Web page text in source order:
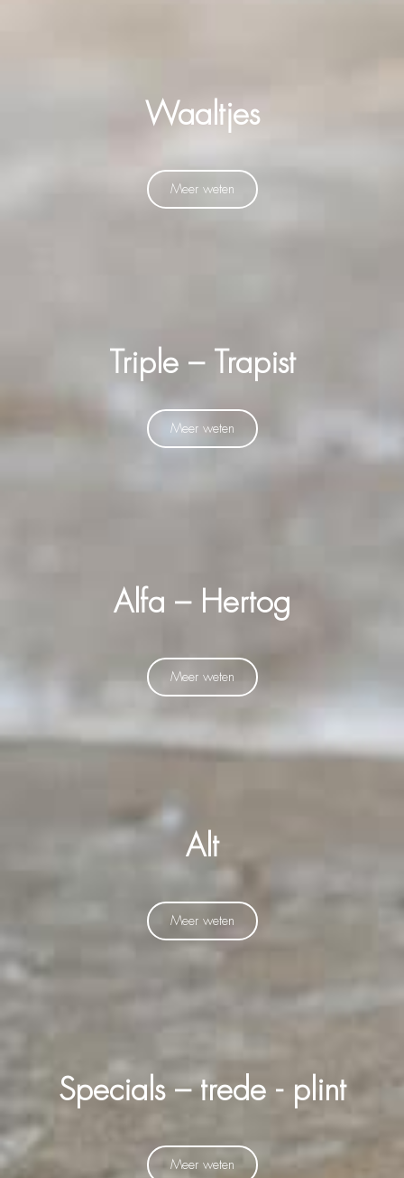
Waaltjes
Meer weten
Triple – Trapist
Meer weten
Alfa – Hertog
Meer weten
Alt
Meer weten
Specials – trede - plint
Meer weten